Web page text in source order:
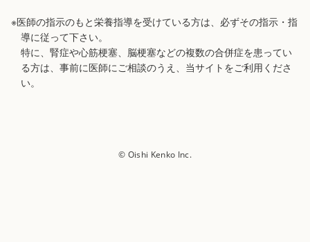
※医師の指示のもと栄養指導を受けている方は、必ずその指示・指
導に従って下さい。
特に、腎症や心筋梗塞、脳梗塞などの複数の合併症を患ってい
る方は、事前に医師にご相談のうえ、当サイトをご利用くださ
い。
© Oishi Kenko Inc.